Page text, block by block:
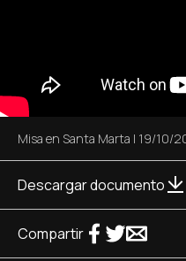
Misa en Santa Marta | 19/10/
Descargar documento
Compartir